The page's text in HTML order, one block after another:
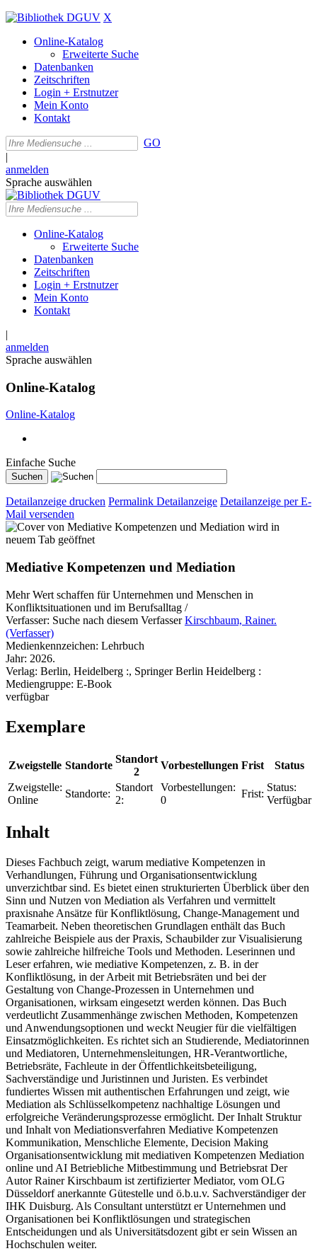
X
Online-Katalog
Erweiterte Suche
Datenbanken
Zeitschriften
Login + Erstnutzer
Mein Konto
Kontakt
GO
|
anmelden
Sprache auswählen
Online-Katalog
Erweiterte Suche
Datenbanken
Zeitschriften
Login + Erstnutzer
Mein Konto
Kontakt
|
anmelden
Sprache auswählen
Online-Katalog
Online-Katalog
Einfache Suche
Detailanzeige drucken Permalink Detailanzeige Detailanzeige per E-
Mail versenden
wird in
neuem Tab geöffnet
Mediative Kompetenzen und Mediation
Mehr Wert schaffen für Unternehmen und Menschen in
Konfliktsituationen und im Berufsalltag /
Verfasser: Suche nach diesem Verfasser Kirschbaum, Rainer.
(Verfasser)
Medienkennzeichen: Lehrbuch
Jahr: 2026.
Verlag: Berlin, Heidelberg :, Springer Berlin Heidelberg :
Mediengruppe: E-Book
verfügbar
Exemplare
Zweigstelle Standorte
Standort
2
Vorbestellungen Frist
Status
Zweigstelle:
Online
Standorte:
Standort
2:
Vorbestellungen:
0
Frist:
Status:
Verfügbar
Inhalt
Dieses Fachbuch zeigt, warum mediative Kompetenzen in
Verhandlungen, Führung und Organisationsentwicklung
unverzichtbar sind. Es bietet einen strukturierten Überblick über den
Sinn und Nutzen von Mediation als Verfahren und vermittelt
praxisnahe Ansätze für Konfliktlösung, Change-Management und
Teamarbeit. Neben theoretischen Grundlagen enthält das Buch
zahlreiche Beispiele aus der Praxis, Schaubilder zur Visualisierung
sowie zahlreiche hilfreiche Tools und Methoden. Leserinnen und
Leser erfahren, wie mediative Kompetenzen, z. B. in der
Konfliktlösung, in der Arbeit mit Betriebsräten und bei der
Gestaltung von Change-Prozessen in Unternehmen und
Organisationen, wirksam eingesetzt werden können. Das Buch
verdeutlicht Zusammenhänge zwischen Methoden, Kompetenzen
und Anwendungsoptionen und weckt Neugier für die vielfältigen
Einsatzmöglichkeiten. Es richtet sich an Studierende, Mediatorinnen
und Mediatoren, Unternehmensleitungen, HR-Verantwortliche,
Betriebsräte, Fachleute in der Öffentlichkeitsbeteiligung,
Sachverständige und Juristinnen und Juristen. Es verbindet
fundiertes Wissen mit authentischen Erfahrungen und zeigt, wie
Mediation als Schlüsselkompetenz nachhaltige Lösungen und
erfolgreiche Veränderungsprozesse ermöglicht. Der Inhalt Struktur
und Inhalt von Mediationsverfahren Mediative Kompetenzen
Kommunikation, Menschliche Elemente, Decision Making
Organisationsentwicklung mit mediativen Kompetenzen Mediation
online und AI Betriebliche Mitbestimmung und Betriebsrat Der
Autor Rainer Kirschbaum ist zertifizierter Mediator, vom OLG
Düsseldorf anerkannte Gütestelle und ö.b.u.v. Sachverständiger der
IHK Duisburg. Als Consultant unterstützt er Unternehmen und
Organisationen bei Konfliktlösungen und strategischen
Entscheidungen und als Universitätsdozent gibt er sein Wissen an
Hochschulen weiter.